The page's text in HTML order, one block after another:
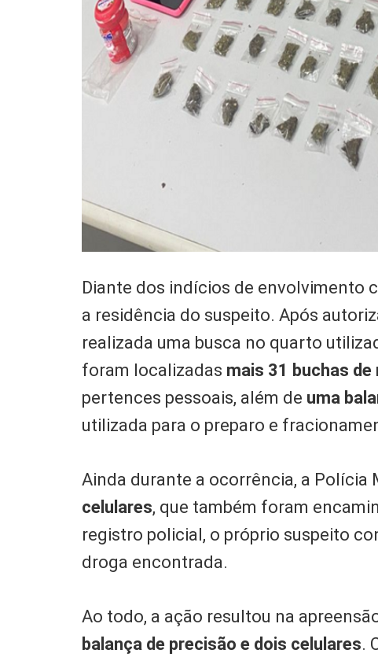
Diante dos indícios de envolvimento
a residência do suspeito. Após
realizada uma busca no quarto
foram localizadas mais 31 buchas de
pertences pessoais, além de uma
utilizada para o preparo e
Ainda durante a ocorrência, a Polícia
celulares, que também foram
registro policial, o próprio suspeito
droga encontrada.
Ao todo, a ação resultou na
balança de precisão e dois celulares.